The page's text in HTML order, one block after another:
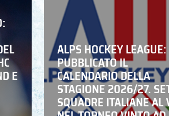
E
ALPS HOCKEY LEAGUE:
PUBBLICATO IL
CALENDARIO DELLA
STAGIONE 2026/27.
SQUADRE ITALIANE AL